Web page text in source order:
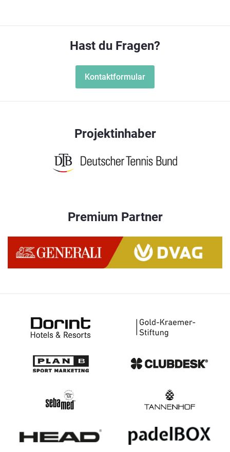
Hast du Fragen?
Kontaktformular
Projektinhaber
Premium Partner